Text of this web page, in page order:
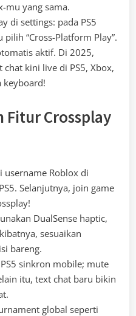
mu yang sama.
di settings: pada PS5
“Cross-Platform Play”.
aktif. Di 2025,
kini live di PS5, Xbox,
keyboard!
Fitur Crossplay
username Roblox di
Selanjutnya, join game
DualSense haptic,
sesuaikan
bareng.
sinkron mobile; mute
itu, text chat baru bikin
global seperti